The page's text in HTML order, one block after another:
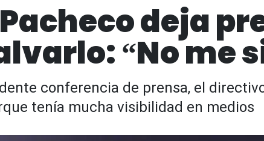
deja
“No me
conferencia de prensa, el
tenía mucha visibilidad en medios